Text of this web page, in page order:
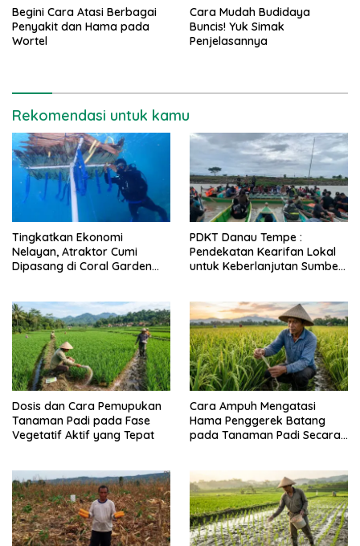
Begini Cara Atasi Berbagai
Penyakit dan Hama pada
Wortel
Cara Mudah Budidaya
Buncis! Yuk Simak
Penjelasannya
Rekomendasi untuk kamu
Tingkatkan Ekonomi
Nelayan, Atraktor Cumi
Dipasang di Coral Garden
PDKT Danau Tempe :
Pendekatan Kearifan Lokal
untuk Keberlanjutan Sumber
Dosis dan Cara Pemupukan
Tanaman Padi pada Fase
Vegetatif Aktif yang Tepat
Cara Ampuh Mengatasi
Hama Penggerek Batang
pada Tanaman Padi Secara